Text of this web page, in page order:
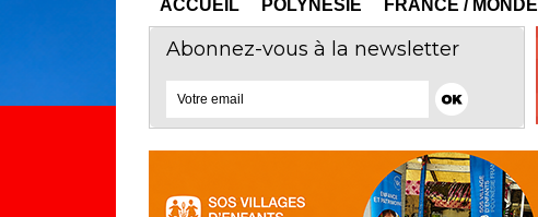
ACCUEIL POLYNÉSIE FRANCE / MONDE
Abonnez-vous à la newsletter